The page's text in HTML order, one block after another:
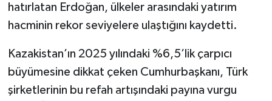
hatırlatan Erdoğan, ülkeler arasındaki yatırım
hacminin rekor seviyelere ulaştığını kaydetti.
Kazakistan’ın 2025 yılındaki %6,5’lik çarpıcı
büyümesine dikkat çeken Cumhurbaşkanı, Türk
şirketlerinin bu refah artışındaki payına vurgu